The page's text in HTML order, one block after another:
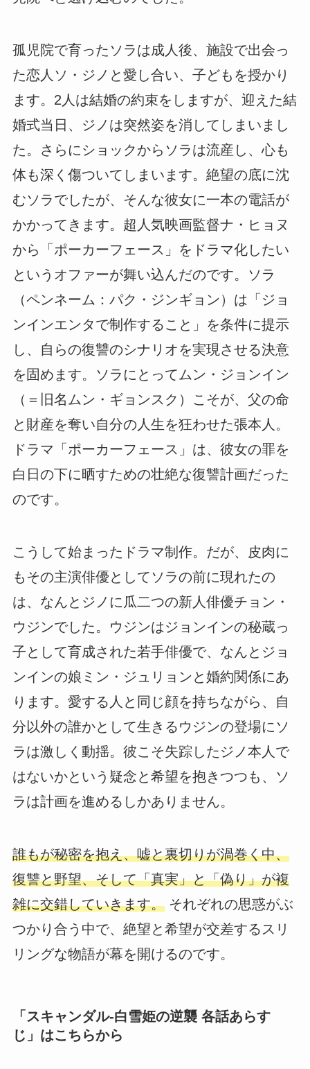
孤児院で育ったソラは成人後、施設で出会っ
た恋人ソ・ジノと愛し合い、子どもを授かり
ます。2人は結婚の約束をしますが、迎えた結
婚式当日、ジノは突然姿を消してしまいまし
た。さらにショックからソラは流産し、心も
体も深く傷ついてしまいます。絶望の底に沈
むソラでしたが、そんな彼女に一本の電話が
かかってきます。超人気映画監督ナ・ヒョヌ
から「ポーカーフェース」をドラマ化したい
というオファーが舞い込んだのです。ソラ
（ペンネーム：パク・ジンギョン）は「ジョ
ンインエンタで制作すること」を条件に提示
し、自らの復讐のシナリオを実現させる決意
を固めます。ソラにとってムン・ジョンイン
（＝旧名ムン・ギョンスク）こそが、父の命
と財産を奪い自分の人生を狂わせた張本人。
ドラマ「ポーカーフェース」は、彼女の罪を
白日の下に晒すための壮絶な復讐計画だった
のです。
こうして始まったドラマ制作。だが、皮肉に
もその主演俳優としてソラの前に現れたの
は、なんとジノに瓜二つの新人俳優チョン・
ウジンでした。ウジンはジョンインの秘蔵っ
子として育成された若手俳優で、なんとジョ
ンインの娘ミン・ジュリョンと婚約関係にあ
ります。愛する人と同じ顔を持ちながら、自
分以外の誰かとして生きるウジンの登場にソ
ラは激しく動揺。彼こそ失踪したジノ本人で
はないかという疑念と希望を抱きつつも、ソ
ラは計画を進めるしかありません。
誰もが秘密を抱え、嘘と裏切りが渦巻く中、
復讐と野望、そして「真実」と「偽り」が複
雑に交錯していきます。それぞれの思惑がぶ
つかり合う中で、絶望と希望が交差するスリ
リングな物語が幕を開けるのです。
「 スキャンダル-白雪姫の逆襲 各話あらす
じ 」はこちらから